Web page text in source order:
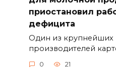
приостановил
дефицита
Один из крупнейших
производителей
0 21